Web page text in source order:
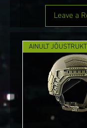
Leave a
AINULT